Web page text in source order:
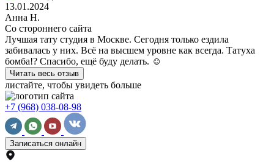
13.01.2024
Aнна Н.
Со стороннего сайта
Лучшая тату студия в Москве. Сегодня только ездила
забивалась у них. Всё на высшем уровне как всегда. Татуха
бомба!? Спасибо, ещё буду делать. ☺️
Читать весь отзыв
листайте, чтобы увидеть больше
+7 (968) 038-08-98
Записаться онлайн